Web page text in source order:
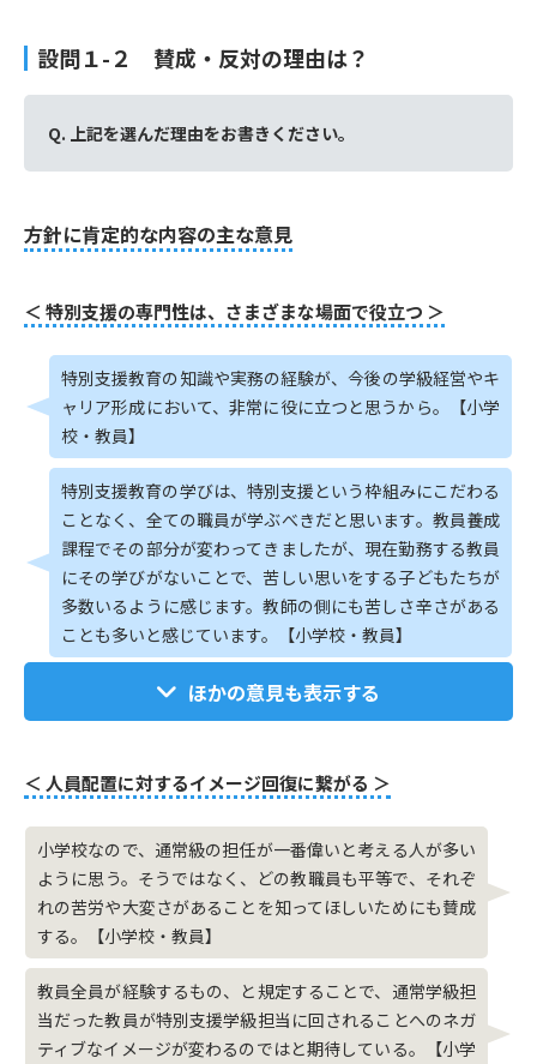
設問１-２ 賛成・反対の理由は？
Q. 上記を選んだ理由をお書きください。
方針に肯定的な内容の主な意見
＜ 特別支援の専門性は、さまざまな場面で役立つ ＞
特別支援教育の知識や実務の経験が、今後の学級経営やキ
ャリア形成において、非常に役に立つと思うから。【小学
校・教員】
特別支援教育の学びは、特別支援という枠組みにこだわる
ことなく、全ての職員が学ぶべきだと思います。教員養成
課程でその部分が変わってきましたが、現在勤務する教員
にその学びがないことで、苦しい思いをする子どもたちが
多数いるように感じます。教師の側にも苦しさ辛さがある
ことも多いと感じています。【小学校・教員】
ほかの意見も表示する
＜ 人員配置に対するイメージ回復に繋がる ＞
小学校なので、通常級の担任が一番偉いと考える人が多い
ように思う。そうではなく、どの教職員も平等で、それぞ
れの苦労や大変さがあることを知ってほしいためにも賛成
する。【小学校・教員】
教員全員が経験するもの、と規定することで、通常学級担
当だった教員が特別支援学級担当に回されることへのネガ
ティブなイメージが変わるのではと期待している。【小学